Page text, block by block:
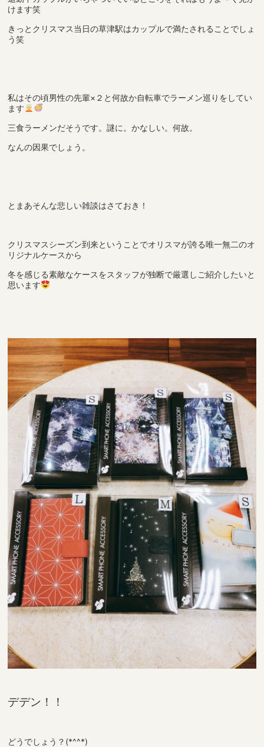
けます笑
きっとクリスマス当日の草津駅はカップルで満たされることでしょ
う笑
私はその頃男性の先輩×２と何故か自転車でラーメン巡りをしてい
ます
三食ラーメンだそうです。謎に。かなしい。何故。
なんの因果でしょう。
とまあそんな悲しい雑談はさておき！
クリスマスシーズン到来ということでオリスマが誇る唯一無二のオ
リジナルケースから
冬を感じる素敵なケースをスタッフが独断で厳選しご紹介したいと
思います
デデン！！
どうでしょう？(*^^*)